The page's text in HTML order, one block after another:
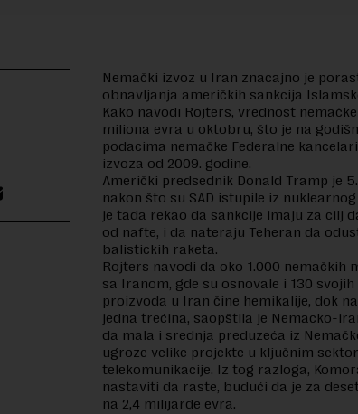
Nemački izvoz u Iran znacajno je
obnavljanja američkih sankcija
Kako navodi Rojters, vrednost
miliona evra u oktobru, što je na
podacima nemačke Federalne
izvoza od 2009. godine.
Američki predsednik Donald Tramp je
nakon što su SAD istupile iz
je tada rekao da sankcije imaju za cilj
od nafte, i da nateraju Teheran da
balistickih raketa.
Rojters navodi da oko 1.000 nemačkih
sa Iranom, gde su osnovale i 130
proizvoda u Iran čine hemikalije, dok
jedna trećina, saopštila je Nemacko-
da mala i srednja preduzeća iz
ugroze velike projekte u ključnim
telekomunikacije. Iz tog razloga,
nastaviti da raste, budući da je za
na 2,4 milijarde evra.